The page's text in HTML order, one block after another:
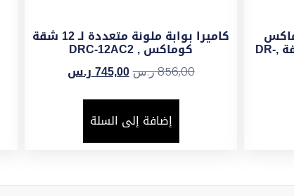
إضافى بغلاف ألومنيوم 2 شقة ,DR-
كاميرا بوابة ملونة متعددة لـ 12 شقة
كوماكس , DRC-12AC2
856,00ر.س 745,00ر.س
إضافة إلى السلة